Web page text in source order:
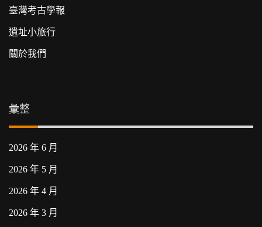
臺灣考古學報
遺址小旅行
關於我們
彙整
2026 年 6 月
2026 年 5 月
2026 年 4 月
2026 年 3 月